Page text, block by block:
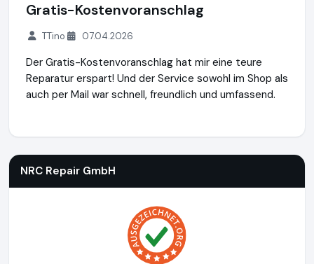
Gratis-Kostenvoranschlag
TTino 07.04.2026
Der Gratis-Kostenvoranschlag hat mir eine teure
Reparatur erspart! Und der Service sowohl im Shop als
auch per Mail war schnell, freundlich und umfassend.
NRC Repair GmbH